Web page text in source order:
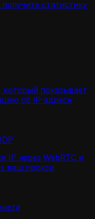
статистику
показывает
об IP-адресе
IP через WebRTC и
ваш прокси